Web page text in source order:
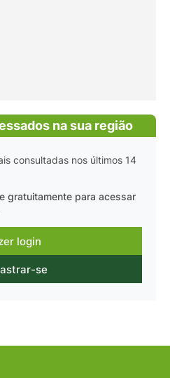
na sua região
consultadas nos últimos 14
gratuitamente para acessar
login
se